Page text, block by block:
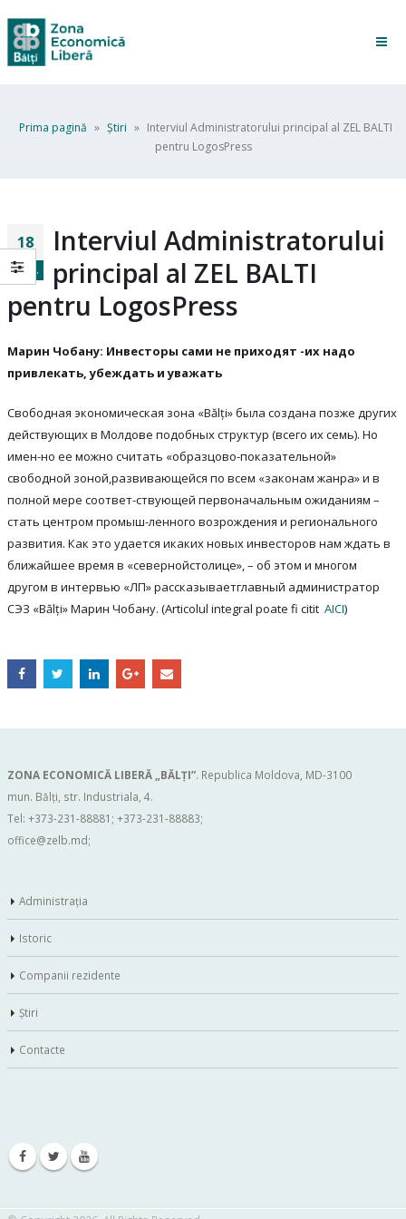
Prima pagină » Ştiri » Interviul Administratorului principal al ZEL BALTI
pentru LogosPress
18
sept.
Interviul Administratorului
principal al ZEL BALTI
pentru LogosPress
Марин Чобану: Инвесторы сами не приходят -их надо
привлекать, убеждать и уважать
Свободная экономическая зона «Bălți» была создана позже других
действующих в Молдове подобных структур (всего их семь). Но
имен-но ее можно считать «образцово-показательной»
свободной зоной,развивающейся по всем «законам жанра» и в
полной мере соответ-ствующей первоначальным ожиданиям –
стать центром промыш-ленного возрождения и регионального
развития. Как это удается икаких новых инвесторов нам ждать в
ближайшее время в «севернойстолице», – об этом и многом
другом в интервью «ЛП» рассказываетглавный администратор
СЭЗ «Bălți» Марин Чобану. (Articolul integral poate fi citit AICI)
ZONA ECONOMICĂ LIBERĂ „BĂLŢI”. Republica Moldova, MD-3100
mun. Bălți, str. Industriala, 4.
Tel: +373-231-88881; +373-231-88883;
office@zelb.md;
Administraţia
Istoric
Companii rezidente
Ştiri
Contacte